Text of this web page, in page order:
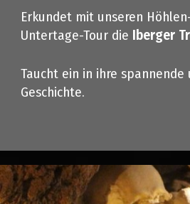
Erkundet mit unseren
Untertage-Tour die Iberger
Taucht ein in ihre spannende
Geschichte.